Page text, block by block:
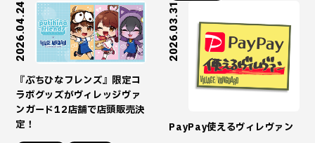
2026.04.24
『ぷちひなフレンズ』限定コ
ラボグッズがヴィレッジヴァ
ンガード12店舗で店頭販売決
定！
2026.03.31
PayPay使えるヴィレヴァン